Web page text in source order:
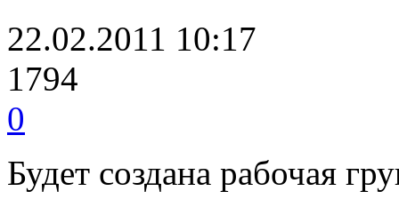
22.02.2011 10:17
1794
0
Будет создана рабочая